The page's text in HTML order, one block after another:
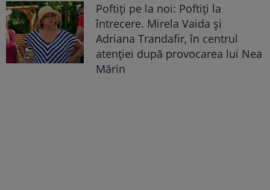
Poftiți pe la noi: Poftiți la
întrecere. Mirela Vaida și
Adriana Trandafir, în centrul
atenției după provocarea lui Nea
Mărin